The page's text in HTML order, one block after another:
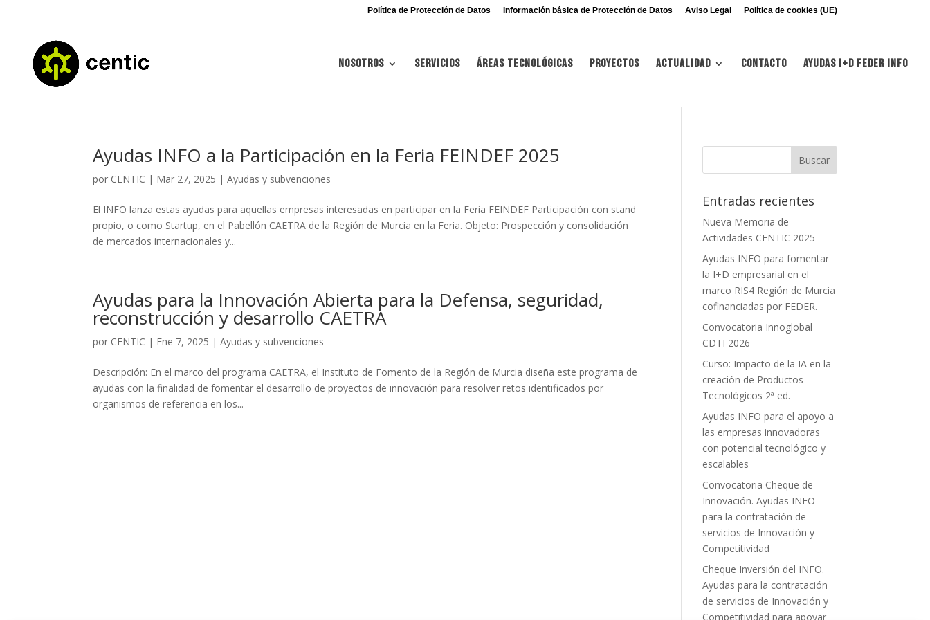
Política de Protección de Datos Información básica de Protección de Datos Aviso Legal Política de cookies (UE)
Nosotros Servicios Áreas tecnológicas Proyectos Actualidad Contacto Ayudas I+d FEDER INFO
Ayudas INFO a la Participación en la Feria FEINDEF 2025
por CENTIC | Mar 27, 2025 |Ayudas y subvenciones
El INFO lanza estas ayudas para aquellas empresas interesadas en participar en la Feria FEINDEF Participación con stand
propio, o como Startup, en el Pabellón CAETRA de la Región de Murcia en la Feria. Objeto: Prospección y consolidación
de mercados internacionales y...
Ayudas para la Innovación Abierta para la Defensa, seguridad,
reconstrucción y desarrollo CAETRA
por CENTIC | Ene 7, 2025 |Ayudas y subvenciones
Descripción: En el marco del programa CAETRA, el Instituto de Fomento de la Región de Murcia diseña este programa de
ayudas con la finalidad de fomentar el desarrollo de proyectos de innovación para resolver retos identificados por
organismos de referencia en los...
Entradas recientes
Nueva Memoria de
Actividades CENTIC 2025
Ayudas INFO para fomentar
la I+D empresarial en el
marco RIS4 Región de Murcia
cofinanciadas por FEDER.
Convocatoria Innoglobal
CDTI 2026
Curso: Impacto de la IA en la
creación de Productos
Tecnológicos 2ª ed.
Ayudas INFO para el apoyo a
las empresas innovadoras
con potencial tecnológico y
escalables
Convocatoria Cheque de
Innovación. Ayudas INFO
para la contratación de
servicios de Innovación y
Competitividad
Cheque Inversión del INFO.
Ayudas para la contratación
de servicios de Innovación y
Competitividad para apoyar